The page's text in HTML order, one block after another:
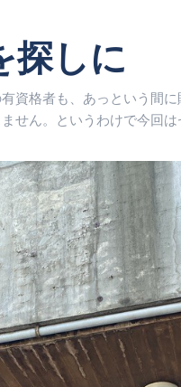
探しに
資格者も、あっという間
せん。というわけで今回